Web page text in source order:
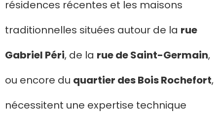
résidences récentes et les maisons
traditionnelles situées autour de la rue
Gabriel Péri, de la rue de Saint-Germain,
ou encore du quartier des Bois Rochefort,
nécessitent une expertise technique